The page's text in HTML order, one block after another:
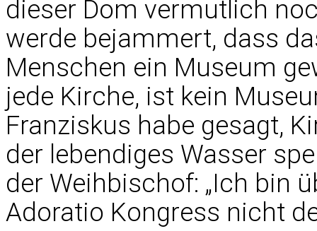
dieser Dom vermutlich
werde bejammert, dass
Menschen ein Museum
jede Kirche, ist kein
Franziskus habe gesagt,
der lebendiges Wasser
der Weihbischof: „Ich bin
Adoratio Kongress nicht